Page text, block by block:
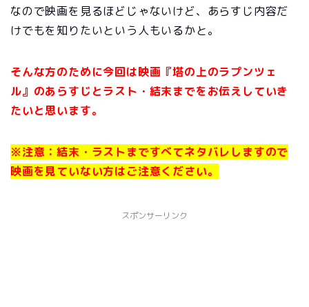
なので映画を見るほどじゃないけど、あらすじ内容だ
けでもを知りたいという人もいるかと。
そんな方のために今回は映画『塔の上のラプンツェ
ル』のあらすじとラスト・結末までをお伝えしていき
たいと思います。
※注意：結末・ラストまですべてネタバレしますので
映画を見ていない方はご注意ください。
スポンサーリンク